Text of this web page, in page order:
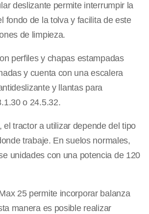
deslizante permite interrumpir la
fondo de la tolva y facilita de este
de limpieza.
perfiles y chapas estampadas
y cuenta con una escalera
y llantas para
o 24.5.32.
el tractor a utilizar depende del tipo
trabaje. En suelos normales,
unidades con una potencia de 120
25 permite incorporar balanza
manera es posible realizar